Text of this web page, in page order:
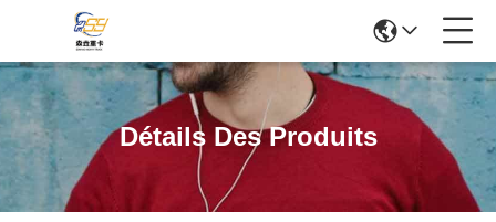
Détails Des Produits